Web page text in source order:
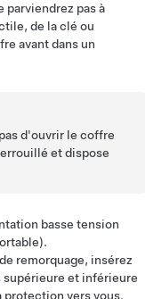
parviendrez pas à
, de la clé ou
avant dans un
d'ouvrir le coffre
et dispose
basse tension
remorquage, insérez
et inférieure
protection vers vous.